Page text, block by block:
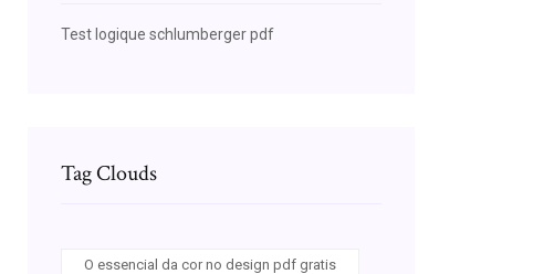
Test logique schlumberger pdf
Tag Clouds
O essencial da cor no design pdf gratis